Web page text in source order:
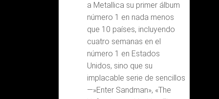
a Metallica su primer álbum
número 1 en nada menos
que 10 países, incluyendo
cuatro semanas en el
número 1 en Estados
Unidos, sino que su
implacable serie de sencillos
—»Enter Sandman», «The